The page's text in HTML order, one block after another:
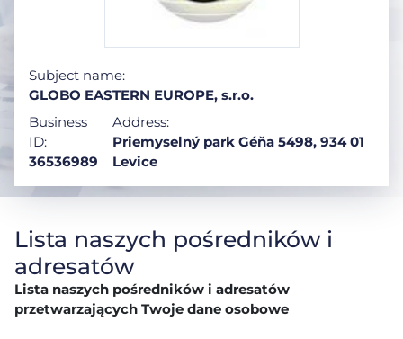
Subject name:
GLOBO EASTERN EUROPE, s.r.o.
Business
ID:
36536989
Address:
Priemyselný park Géňa 5498, 934 01
Levice
Lista naszych pośredników i
adresatów
Lista naszych pośredników i adresatów
przetwarzających Twoje dane osobowe